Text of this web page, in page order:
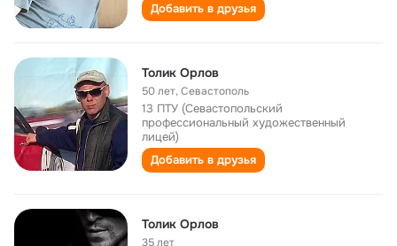
Добавить в друзья
Толик Орлов
50 лет,Севастополь
13 ПТУ (Севастопольский
профессиональный художественный
лицей)
Добавить в друзья
Толик Орлов
35 лет